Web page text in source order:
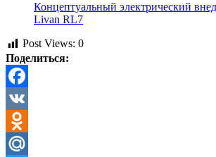
Концептуальный электрический
Livan RL7
Post Views: 0
Поделиться:
Facebook
VK
Odnoklassniki